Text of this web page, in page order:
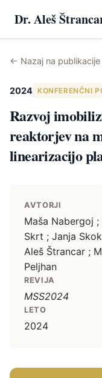
Dr. Aleš
← Nazaj na publikacije
2024 KONFERENČNI
Razvoj
reaktorjev na
linearizacijo
AVTORJI
Maša Nabergoj
Skrt ; Janja
Aleš Štrancar ;
Peljhan
REVIJA
MSS2024
LETO
2024